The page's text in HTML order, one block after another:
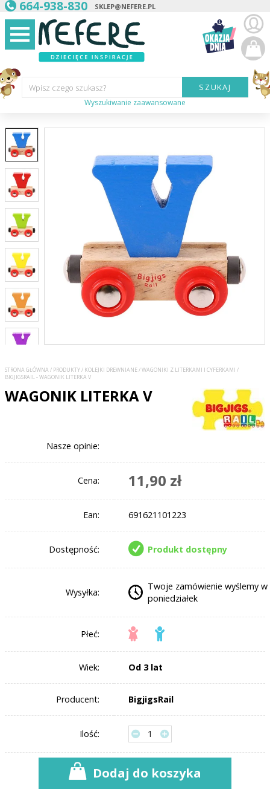
664-938-830 SKLEP@NEFERE.PL
Wpisz czego szukasz?
Kategoria:
Płeć dziecka:
Cena od:
Cena do:
SZUKAJ
Wyszukiwanie zaawansowane
STRONA GŁÓWNA/ PRODUKTY/ KOLEJKI DREWNIANE/WAGONIKI Z LITERKAMI I CYFERKAMI /
BIGJIGSRAIL - WAGONIK LITERKA V
WAGONIK LITERKA V
Nasze opinie:
Cena: 11,90 zł
Ean: 691621101223
Dostępność: Produkt dostępny
Wysyłka:
Twoje zamówienie wyślemy w
poniedziałek
Płeć:
Wiek: Od 3 lat
Producent: BigjigsRail
Ilość:
Dodaj do koszyka